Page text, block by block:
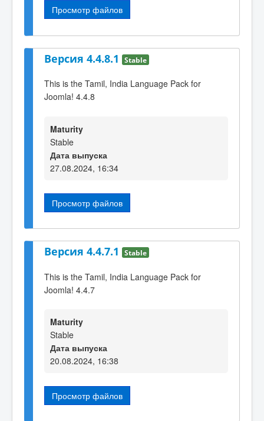
Просмотр файлов
Версия 4.4.8.1 Stable
This is the Tamil, India Language Pack for
Joomla! 4.4.8
Maturity
Stable
Дата выпуска
27.08.2024, 16:34
Просмотр файлов
Версия 4.4.7.1 Stable
This is the Tamil, India Language Pack for
Joomla! 4.4.7
Maturity
Stable
Дата выпуска
20.08.2024, 16:38
Просмотр файлов